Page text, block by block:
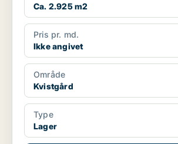
Ca. 2.925 m2
Pris pr. md.
Ikke angivet
Område
Kvistgård
Type
Lager